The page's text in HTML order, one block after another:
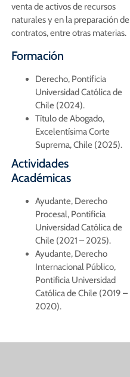
venta de activos de recursos
naturales y en la preparación de
contratos, entre otras materias.
Formación
Derecho, Pontificia
Universidad Católica de
Chile (2024).
Título de Abogado,
Excelentísima Corte
Suprema, Chile (2025).
Actividades
Académicas
Ayudante, Derecho
Procesal, Pontificia
Universidad Católica de
Chile (2021 – 2025).
Ayudante, Derecho
Internacional Público,
Pontificia Universidad
Católica de Chile (2019 –
2020).